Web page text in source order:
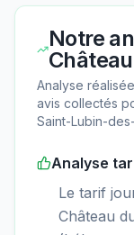
Notre
Analyse
avis collectés
Saint-Lubin-
Analyse
Le tarif
Château